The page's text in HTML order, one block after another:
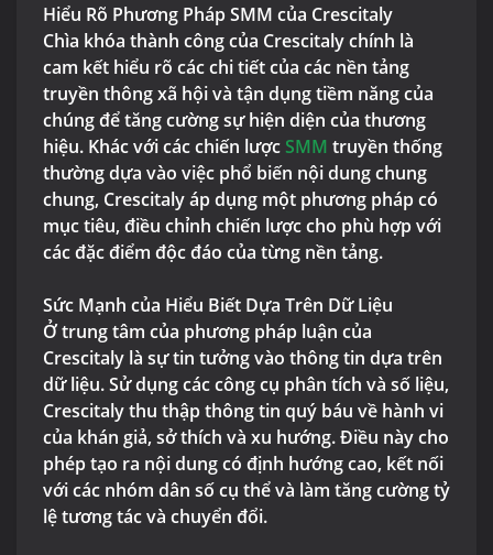
Hiểu Rõ Phương Pháp SMM của Crescitaly
Chìa khóa thành công của Crescitaly chính là
cam kết hiểu rõ các chi tiết của các nền tảng
truyền thông xã hội và tận dụng tiềm năng của
chúng để tăng cường sự hiện diện của thương
hiệu. Khác với các chiến lược SMM truyền thống
thường dựa vào việc phổ biến nội dung chung
chung, Crescitaly áp dụng một phương pháp có
mục tiêu, điều chỉnh chiến lược cho phù hợp với
các đặc điểm độc đáo của từng nền tảng.
Sức Mạnh của Hiểu Biết Dựa Trên Dữ Liệu
Ở trung tâm của phương pháp luận của
Crescitaly là sự tin tưởng vào thông tin dựa trên
dữ liệu. Sử dụng các công cụ phân tích và số liệu,
Crescitaly thu thập thông tin quý báu về hành vi
của khán giả, sở thích và xu hướng. Điều này cho
phép tạo ra nội dung có định hướng cao, kết nối
với các nhóm dân số cụ thể và làm tăng cường tỷ
lệ tương tác và chuyển đổi.